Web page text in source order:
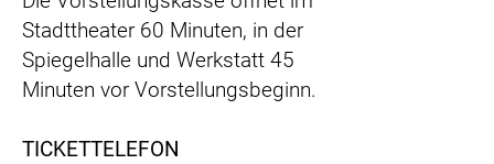
Stadttheater 60 Minuten, in der
Spiegelhalle und Werkstatt 45
Minuten vor Vorstellungsbeginn.
TICKETTELEFON